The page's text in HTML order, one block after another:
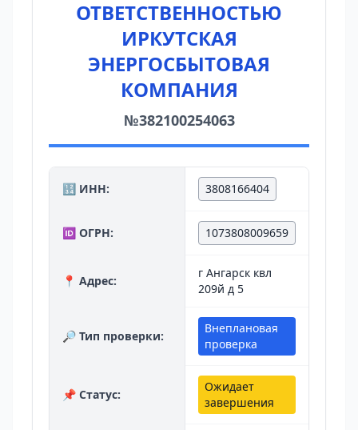
ОТВЕТСТВЕННОСТЬЮ
ИРКУТСКАЯ
ЭНЕРГОСБЫТОВАЯ
КОМПАНИЯ
№382100254063
🔢 ИНН: 3808166404
🆔 ОГРН: 1073808009659
📍 Адрес:
г Ангарск квл
209й д 5
🔎 Тип проверки:
Внеплановая
проверка
📌 Статус:
Ожидает
завершения